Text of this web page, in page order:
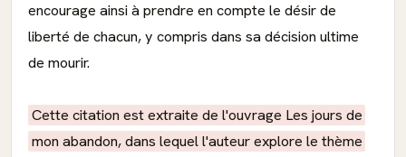
encourage ainsi à prendre en compte le désir de
liberté de chacun, y compris dans sa décision ultime
de mourir.
Cette citation est extraite de l'ouvrage Les jours de
mon abandon, dans lequel l'auteur explore le thème